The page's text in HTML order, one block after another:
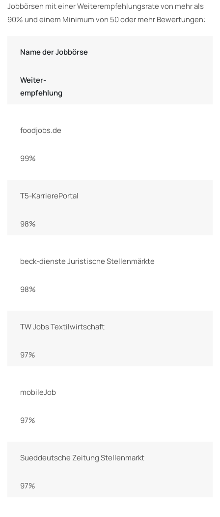
Jobbörsen mit einer Weiterempfehlungsrate von mehr als
90% und einem Minimum von 50 oder mehr Bewertungen:
Name der Jobbörse
Weiter-
empfehlung
foodjobs.de
99%
T5-KarrierePortal
98%
beck-dienste Juristische Stellenmärkte
98%
TW Jobs Textilwirtschaft
97%
mobileJob
97%
Sueddeutsche Zeitung Stellenmarkt
97%